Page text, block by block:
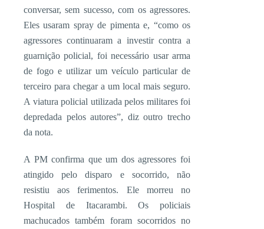
conversar, sem sucesso, com os agressores.
Eles usaram spray de pimenta e, “como os
agressores continuaram a investir contra a
guarnição policial, foi necessário usar arma
de fogo e utilizar um veículo particular de
terceiro para chegar a um local mais seguro.
A viatura policial utilizada pelos militares foi
depredada pelos autores”, diz outro trecho
da nota.
A PM confirma que um dos agressores foi
atingido pelo disparo e socorrido, não
resistiu aos ferimentos. Ele morreu no
Hospital de Itacarambi. Os policiais
machucados também foram socorridos no